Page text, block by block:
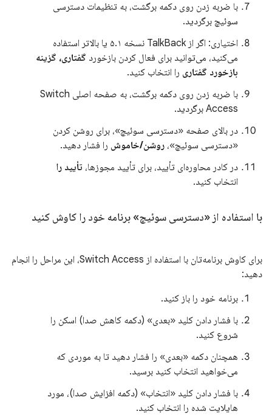
با ضربه زدن روی دکمه برگشت، به تنظیمات دسترسی
سوئیچ برگردید.
اختیاری: اگر از TalkBack نسخه ۵.۱ یا بالاتر استفاده
می‌کنید، می‌توانید برای فعال کردن بازخورد گفتاری، گزینه
بازخورد گفتاری را انتخاب کنید.
با ضربه زدن روی دکمه برگشت، به صفحه اصلی Switch
Access برگردید.
در بالای صفحه «دسترسی سوئیچ»، برای روشن کردن
«دسترسی سوئیچ»، روشن/خاموش را فشار دهید.
در کادر محاوره‌ای تأیید، برای تأیید مجوزها، تأیید را
انتخاب کنید.
با استفاده از «دسترسی سوئیچ» برنامه خود را کاوش کنید
برای کاوش برنامه‌تان با استفاده از Switch Access، این مراحل را انجام
دهید:
برنامه خود را باز کنید.
با فشار دادن کلید «بعدی» (دکمه کاهش صدا) اسکن را
شروع کنید.
همچنان دکمه «بعدی» را فشار دهید تا به موردی که
می‌خواهید انتخاب کنید برسید.
با فشار دادن کلید «انتخاب» (دکمه افزایش صدا)، مورد
هایلایت شده را انتخاب کنید.